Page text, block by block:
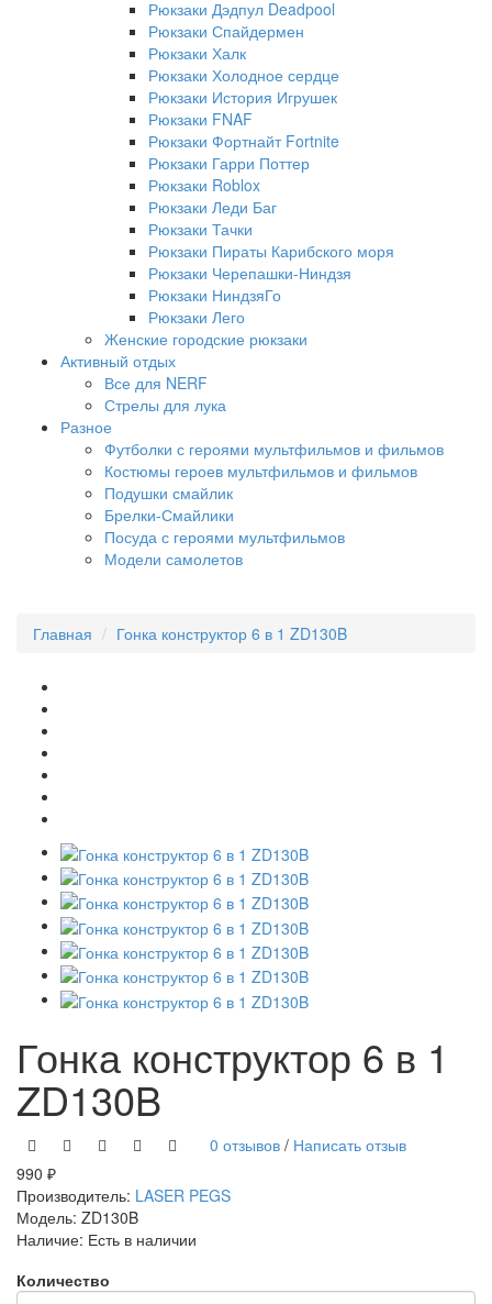
Рюкзаки Дэдпул Deadpool
Рюкзаки Спайдермен
Рюкзаки Халк
Рюкзаки Холодное сердце
Рюкзаки История Игрушек
Рюкзаки FNAF
Рюкзаки Фортнайт Fortnite
Рюкзаки Гарри Поттер
Рюкзаки Roblox
Рюкзаки Леди Баг
Рюкзаки Тачки
Рюкзаки Пираты Карибского моря
Рюкзаки Черепашки-Ниндзя
Рюкзаки НиндзяГо
Рюкзаки Лего
Женские городские рюкзаки
Активный отдых
Все для NERF
Стрелы для лука
Разное
Футболки с героями мультфильмов и фильмов
Костюмы героев мультфильмов и фильмов
Подушки смайлик
Брелки-Смайлики
Посуда с героями мультфильмов
Модели самолетов
Главная Гонка конструктор 6 в 1 ZD130B
Гонка конструктор 6 в 1
ZD130B
0 отзывов / Написать отзыв
990 ₽
Производитель: LASER PEGS
Модель: ZD130B
Наличие: Есть в наличии
Количество